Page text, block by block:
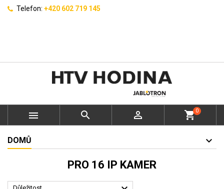
Telefon: +420 602 719 145
   shopping_cart0
DOMŮ
PRO 16 IP KAMER